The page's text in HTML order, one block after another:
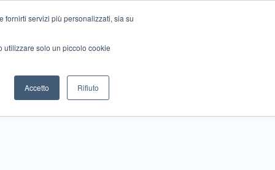
fornirti servizi più personalizzati, sia su
utilizzare solo un piccolo cookie
Accetto Rifiuto